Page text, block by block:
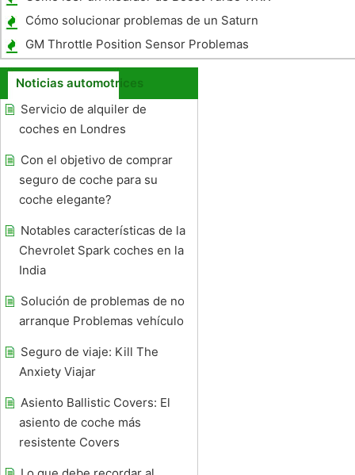
Cómo solucionar problemas de un Saturn
SL1
GM Throttle Position Sensor Problemas
Noticias automotrices
Servicio de alquiler de
coches en Londres
Con el objetivo de comprar
seguro de coche para su
coche elegante?
Notables características de la
Chevrolet Spark coches en la
India
Solución de problemas de no
arranque Problemas vehículo
Seguro de viaje: Kill The
Anxiety Viajar
Asiento Ballistic Covers: El
asiento de coche más
resistente Covers